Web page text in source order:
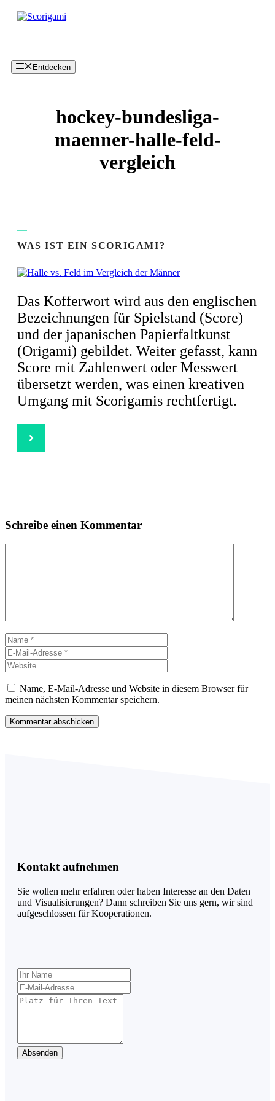
Zum
Inhalt
Entdecken
hockey-bundesliga-
maenner-halle-feld-
vergleich
WAS IST EIN SCORIGAMI?
Das Kofferwort wird aus den englischen
Bezeichnungen für Spielstand (Score)
und der japanischen Papierfaltkunst
(Origami) gebildet. Weiter gefasst, kann
Score mit Zahlenwert oder Messwert
übersetzt werden, was einen kreativen
Umgang mit Scorigamis rechtfertigt.
Schreibe einen Kommentar
Name
Mail-
Adresse
Name, E-Mail-Adresse und Website in diesem Browser für
meinen nächsten Kommentar speichern.
Kontakt aufnehmen
Sie wollen mehr erfahren oder haben Interesse an den Daten
und Visualisierungen? Dann schreiben Sie uns gern, wir sind
aufgeschlossen für Kooperationen.
Lass
dieses
Feld
leer
Absenden